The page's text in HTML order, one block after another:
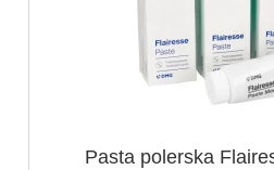
Pasta polerska